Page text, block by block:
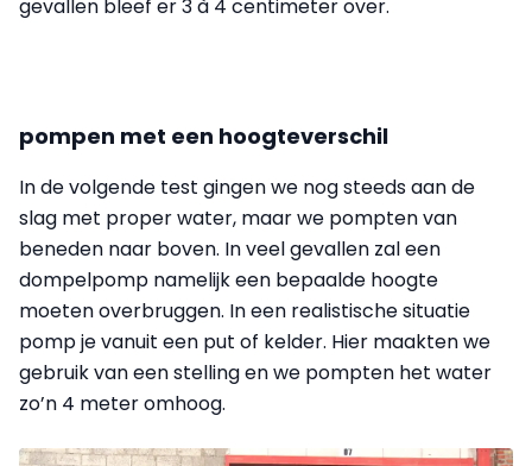
gevallen bleef er 3 à 4 centimeter over.
pompen met een hoogteverschil
In de volgende test gingen we nog steeds aan de
slag met proper water, maar we pompten van
beneden naar boven. In veel gevallen zal een
dompelpomp namelijk een bepaalde hoogte
moeten overbruggen. In een realistische situatie
pomp je vanuit een put of kelder. Hier maakten we
gebruik van een stelling en we pompten het water
zo’n 4 meter omhoog.